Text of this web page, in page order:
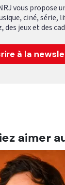
vous propose
ciné, série,
des jeux et des
à la
aimer